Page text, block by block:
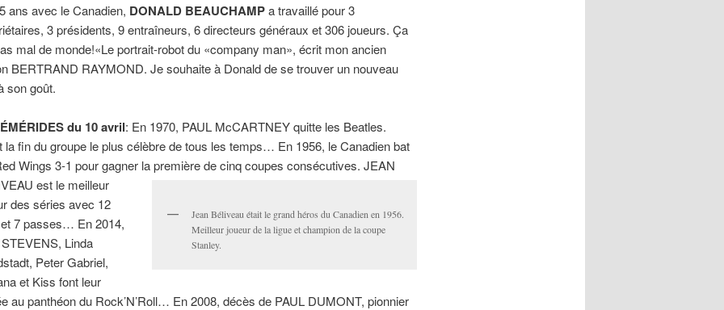
ans avec le Canadien, DONALD BEAUCHAMPa travaillé pour 3
3 présidents, 9 entraîneurs, 6 directeurs généraux et 306 joueurs. Ça
mal de monde!«Le portrait-robot du «company man», écrit mon ancien
BERTRAND RAYMOND. Je souhaite à Donald de se trouver un nouveau
son goût.
du 10 avril: En 1970, PAUL McCARTNEY quitte les Beatles.
la fin du groupe le plus célèbre de tous les temps… En 1956, le Canadien bat
Wings 3-1 pour gagner la première de cinq coupes consécutives. JEAN
est le meilleur
Jean Béliveau était le grand héros du Canadien en 1956.
Meilleur joueur de la ligue et champion de la coupe
Stanley.
des séries avec 12
7 passes… En 2014,
Linda
Peter Gabriel,
et Kiss font leur
au panthéon du Rock’N’Roll… En 2008, décès de PAUL DUMONT, pionnier